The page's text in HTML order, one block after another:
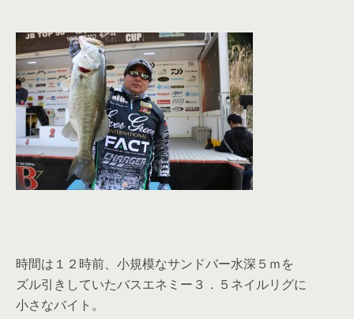
時間は１２時前、小規模なサンドバー水深５ｍを
ズル引きしていたバスエネミー３．５ネイルリグに
小さなバイト。